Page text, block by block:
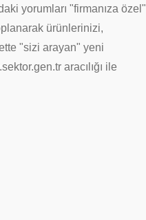
yorumları "firmanıza özel"
ürünlerinizi,
"sizi arayan" yeni
aracılığı ile